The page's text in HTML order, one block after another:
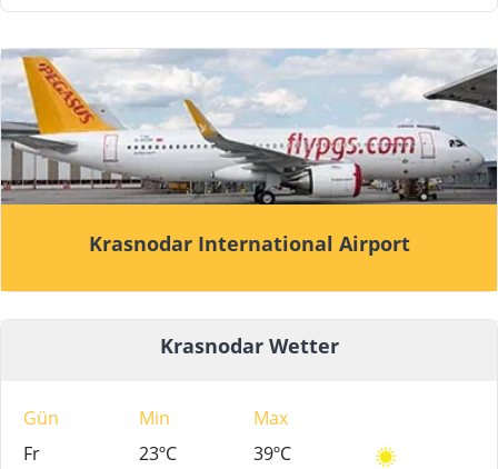
Krasnodar International Airport
Krasnodar Wetter
Gün Min
Max
Fr
23ºC
39ºC